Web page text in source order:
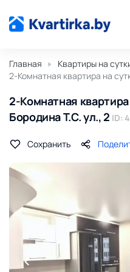
Главная
Квартиры на
2-Комнатная квартира на
2-Комнатная
Бородина Т.С. ул., 2 ID:
Сохранить